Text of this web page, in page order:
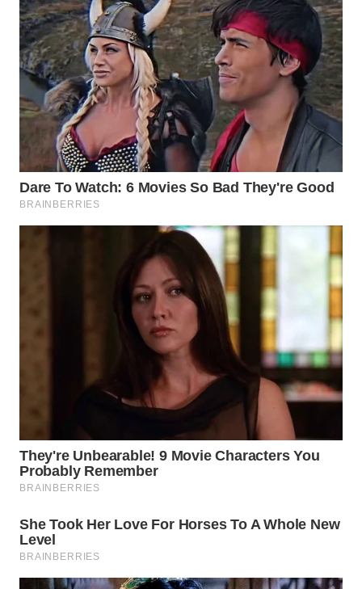
WN
PRIANGAN
TIMUR
WN
SEMARANG
WN
SOLO
WN
BOROBUDUR
NATUNA
WN
BINTAN
WN
MANDALIKA
WN